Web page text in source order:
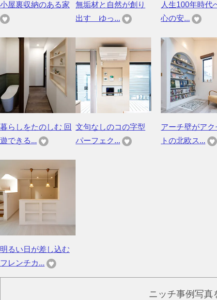
小屋裏収納のある家
無垢材と自然が創り
出す ゆっ...
人生100年時代
心の安...
暮らしをたのしむ 回
遊できる...
文句なしのコの字型
パーフェク...
アーチ壁がアク
トの北欧ス...
明るい日が差し込む
フレンチカ...
ニッチ事例写真